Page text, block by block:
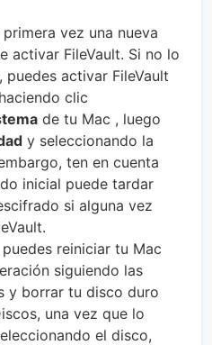
vez una nueva
activar FileVault. Si no lo
puedes activar FileVault
clic
de tu Mac , luego
y seleccionando la
ten en cuenta
inicial puede tardar
si alguna vez
reiniciar tu Mac
siguiendo las
y borrar tu disco duro
una vez que lo
el disco,